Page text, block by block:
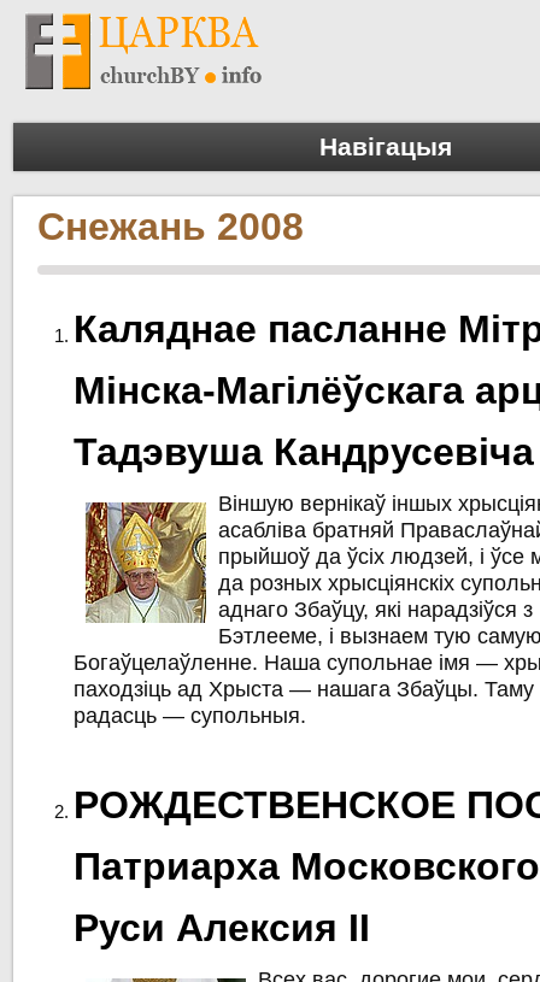
Навігацыя
Снежань 2008
Каляднае пасланне
Мінска-Магілёўскага
Тадэвуша Кандрусевіча
Вiншую вернікаў іншых
асаблiва братняй
прыйшоў да ўсiх людзей, i ўсе
да розных хрысцiянскiх
аднаго Збаўцу, якi нарадзiўся
Бэтлееме, і вызнаем тую
Богаўцелаўленне. Наша супольнае iмя —
паходзiць ад Хрыста — нашага Збаўцы. Таму
радасць — супольныя.
РОЖДЕСТВЕНСКОЕ
Патриарха
Руси Алексия II